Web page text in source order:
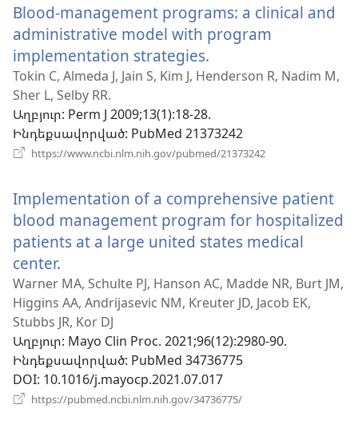
պատուհան)
Blood-management programs: a clinical and
administrative model with program
implementation strategies.
է
պատուհան)
Tokin C, Almeda J, Jain S, Kim J, Henderson R, Nadim M,
Sher L, Selby RR.
Աղբյուր‎: Perm J 2009;13(1):18-28.
Ինդեքսավորված‎: PubMed 21373242
https://www.ncbi.nlm.nih.gov/pubmed/21373242
պատուհան)
Implementation of a comprehensive patient
blood management program for hospitalized
patients at a large united states medical
center.
է
նոր
պատուհան)
Warner MA, Schulte PJ, Hanson AC, Madde NR, Burt JM,
Higgins AA, Andrijasevic NM, Kreuter JD, Jacob EK,
Stubbs JR, Kor DJ
Աղբյուր‎: Mayo Clin Proc. 2021;96(12):2980-90.
Ինդեքսավորված‎: PubMed 34736775
DOI‎: 10.1016/j.mayocp.2021.07.017
https://pubmed.ncbi.nlm.nih.gov/34736775/